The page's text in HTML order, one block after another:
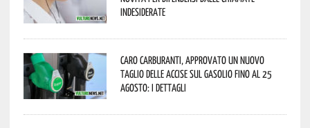
indesiderate
Caro carburanti, approvato un nuovo
taglio delle accise sul gasolio fino al 25
agosto: i dettagli